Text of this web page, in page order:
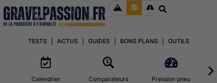
TESTS ACTUS GUIDES BONS PLANS OUTILS
Calendrier Comparateurs Pression pneu